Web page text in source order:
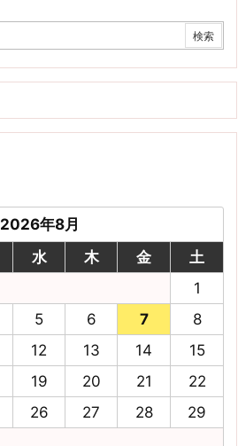
2026年8月
水 木 金
土
1
5 6 7
8
12 13 14
15
19 20 21
22
26 27 28
29